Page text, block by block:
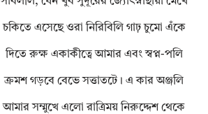
চকিতে এসেছে ওরা নিরিবিলি গাঢ় চুমো এঁকে
দিতে রুক্ষ একাকীত্বে আমার এবং স্বপ্ন-পলি
ক্রমশ গড়বে বেভে সত্তাতটে। এ কার অঞ্জলি
আমার সম্মুখে এলো রাত্রিময় নিরুদ্দেশ থেকে